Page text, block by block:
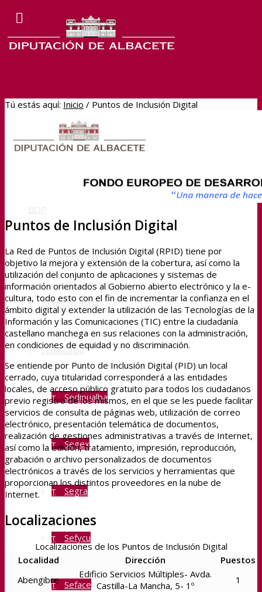
Sede Electrónica
Transparencia
Sedipualba
Sedipualba
Segex
Segra
Sefycu
Seface
Tú estás aquí: Inicio / Puntos de Inclusión Digital
Puntos de Inclusión Digital
La Red de Puntos de Inclusión Digital (RPID) tiene por
objetivo la mejora y extensión de la cobertura, así como la
utilización del conjunto de aplicaciones y sistemas de
información orientados al Gobierno abierto electrónico y la e-
cultura, todo esto con el fin de incrementar la confianza en el
ámbito digital y extender la utilización de las Tecnologías de la
Información y las Comunicaciones (TIC) entre la ciudadanía
castellano manchega en sus relaciones con la administración,
en condiciones de equidad y no discriminación.
Se entiende por Punto de Inclusión Digital (PID) un local
cerrado, cuya titularidad corresponderá a las entidades
locales, de acceso público gratuito para todos los ciudadanos
previo registro de los mismos, en el que se les puede facilitar
servicios de consulta de páginas web, utilización de correo
electrónico, presentación telemática de documentos,
realización de gestiones administrativas a través de Internet,
así como la edición, tratamiento, impresión, reproducción,
grabación o archivo personalizados de documentos
electrónicos a través de los servicios y herramientas que
proporcionan los distintos proveedores en la nube de
Internet.
Localizaciones
Localizaciones de los Puntos de Inclusión Digital
Localidad
Dirección
Puestos
Abengibre
Edificio Servicios Múltiples- Avda.
Castilla-La Mancha, 5- 1º
1